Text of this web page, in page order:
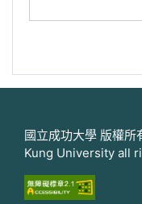
國立成功大學 版權
Kung University all